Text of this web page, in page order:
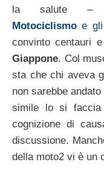
la salute
Motociclismo e gli
convinto centauri
Giappone. Col
sta che chi aveva
non sarebbe
simile lo si
cognizione di
discussione.
della moto2 vi è un